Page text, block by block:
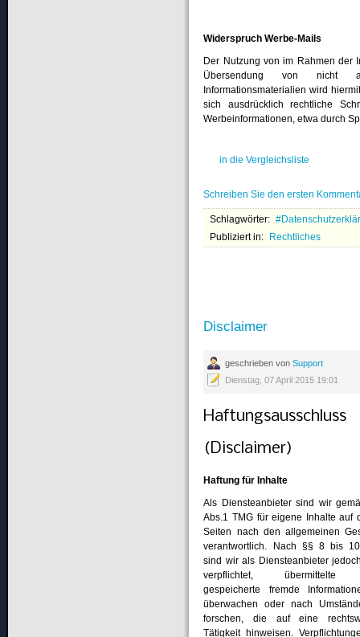
Widerspruch Werbe-Mails
Der Nutzung von im Rahmen der
Übersendung von nicht
Informationsmaterialien wird
sich ausdrücklich rechtliche
Werbeinformationen, etwa durch
in die Vergleichsliste
Schreiben Sie den ersten
Schlagwörter:
Publiziert in: Rechtliches
Disclaimer
geschrieben vonSupport
Dienstag, 07 April 2015 19:01
Haftungsausschluss
(Disclaimer)
Haftung für Inhalte
Als Diensteanbieter sind wir
Abs.1 TMG für eigene Inhalte auf
Seiten nach den allgemeinen
verantwortlich. Nach §§ 8 bis
sind wir als Diensteanbieter
verpflichtet, übermittelte
gespeicherte fremde
überwachen oder nach
forschen, die auf eine
Tätigkeit hinweisen.